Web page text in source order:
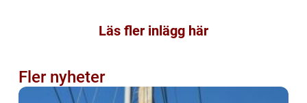
Läs fler inlägg här
Fler nyheter